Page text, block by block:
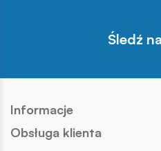
Śledź
Informacje
Obsługa klienta